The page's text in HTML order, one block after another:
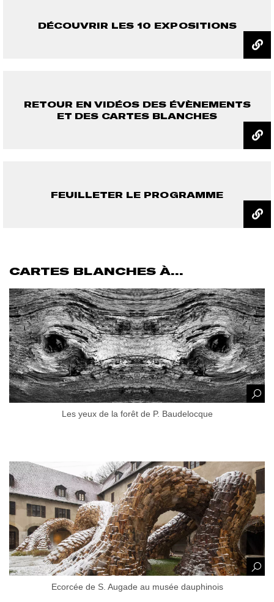
DÉCOUVRIR LES 10 EXPOSITIONS
RETOUR EN VIDÉOS DES ÉVÈNEMENTS
ET DES CARTES BLANCHES
FEUILLETER LE PROGRAMME
CARTES BLANCHES À...
Afficher
l'image
en
grand
Les yeux de la forêt de P. Baudelocque
Afficher
l'image
en
grand
Ecorcée de S. Augade au musée dauphinois